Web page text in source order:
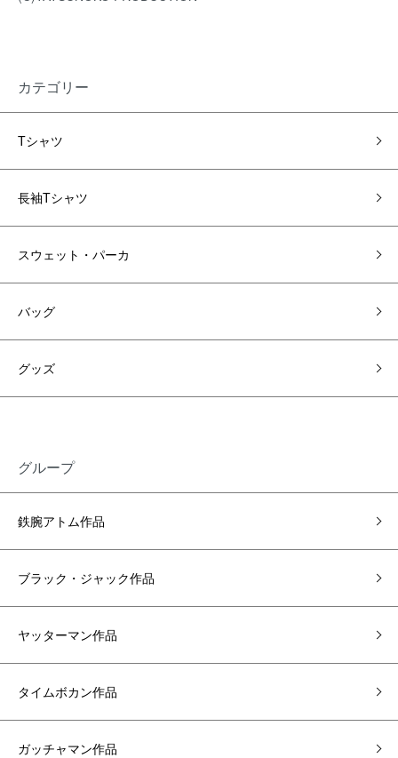
カテゴリー
Tシャツ
長袖Tシャツ
スウェット・パーカ
バッグ
グッズ
グループ
鉄腕アトム作品
ブラック・ジャック作品
ヤッターマン作品
タイムボカン作品
ガッチャマン作品